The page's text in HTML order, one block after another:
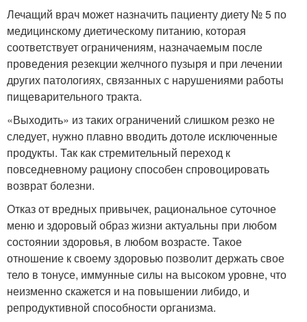
Лечащий врач может назначить пациенту диету № 5 по
медицинскому диетическому питанию, которая
соответствует ограничениям, назначаемым после
проведения резекции желчного пузыря и при лечении
других патологиях, связанных с нарушениями работы
пищеварительного тракта.
«Выходить» из таких ограничений слишком резко не
следует, нужно плавно вводить дотоле исключенные
продукты. Так как стремительный переход к
повседневному рациону способен спровоцировать
возврат болезни.
Отказ от вредных привычек, рациональное суточное
меню и здоровый образ жизни актуальны при любом
состоянии здоровья, в любом возрасте. Такое
отношение к своему здоровью позволит держать свое
тело в тонусе, иммунные силы на высоком уровне, что
неизменно скажется и на повышении либидо, и
репродуктивной способности организма.